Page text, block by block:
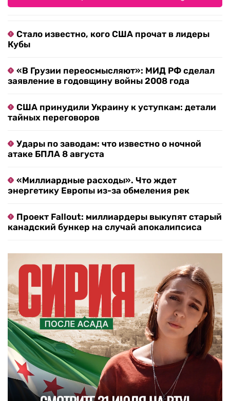
Стало известно, кого США прочат в лидеры
Кубы
«В Грузии переосмысляют»: МИД РФ сделал
заявление в годовщину войны 2008 года
США принудили Украину к уступкам: детали
тайных переговоров
Удары по заводам: что известно о ночной
атаке БПЛА 8 августа
«Миллиардные расходы». Что ждет
энергетику Европы из-за обмеления рек
Проект Fallout: миллиардеры выкупят старый
канадский бункер на случай апокалипсиса